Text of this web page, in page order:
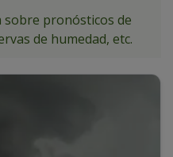
pronósticos de
de humedad, etc.